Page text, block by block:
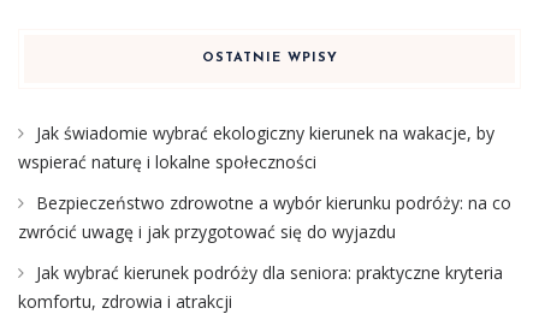
OSTATNIE WPISY
Jak świadomie wybrać ekologiczny kierunek na wakacje, by
wspierać naturę i lokalne społeczności
Bezpieczeństwo zdrowotne a wybór kierunku podróży: na co
zwrócić uwagę i jak przygotować się do wyjazdu
Jak wybrać kierunek podróży dla seniora: praktyczne kryteria
komfortu, zdrowia i atrakcji